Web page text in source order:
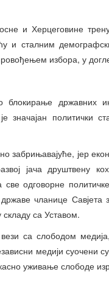
и Херцеговине
и сталним
избора, у
блокирање државних
је значајан
забрињавајуће, јер
јача друштвену
све одговорне
државе чланице
са Уставом.
са слободом
медији суочени
уживање слободе